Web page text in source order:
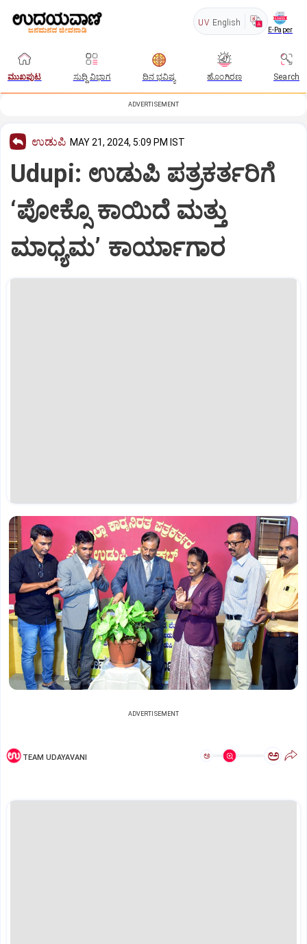
UV English
E-Paper
ಮುಖಪುಟ ಸುದ್ದಿ ವಿಭಾಗ ದಿನ ಭವಿಷ್ಯ ಹೊಂಗಿರಣ Search
ADVERTISEMENT
ಉಡುಪಿ MAY 21, 2024, 5:09 PM IST
Udupi: ಉಡುಪಿ ಪತ್ರಕರ್ತರಿಗೆ
‘ಪೋಕ್ಸೊ ಕಾಯಿದೆ ಮತ್ತು
ಮಾಧ್ಯಮ’ ಕಾರ್ಯಾಗಾರ
ADVERTISEMENT
TEAM UDAYAVANI ಅ ಅ